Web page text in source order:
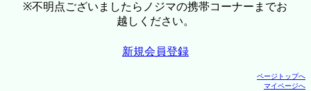
※不明点ございましたらノジマの携帯コーナーまでお
越しください。
新規会員登録
ページトップへ
マイページへ